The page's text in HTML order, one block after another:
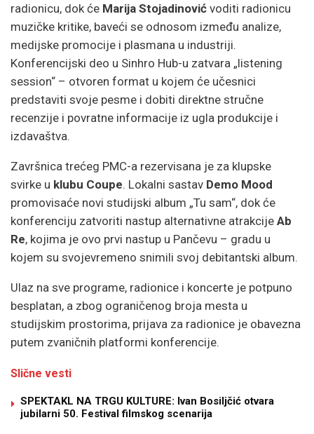
radionicu, dok će Marija Stojadinović voditi radionicu
muzičke kritike, baveći se odnosom između analize,
medijske promocije i plasmana u industriji.
Konferencijski deo u Sinhro Hub-u zatvara „listening
session“ – otvoren format u kojem će učesnici
predstaviti svoje pesme i dobiti direktne stručne
recenzije i povratne informacije iz ugla produkcije i
izdavaštva.
Završnica trećeg PMC-a rezervisana je za klupske
svirke u klubu Coupe. Lokalni sastav Demo Mood
promovisaće novi studijski album „Tu sam“, dok će
konferenciju zatvoriti nastup alternativne atrakcije Ab
Re, kojima je ovo prvi nastup u Pančevu – gradu u
kojem su svojevremeno snimili svoj debitantski album.
Ulaz na sve programe, radionice i koncerte je potpuno
besplatan, a zbog ograničenog broja mesta u
studijskim prostorima, prijava za radionice je obavezna
putem zvaničnih platformi konferencije.
Slične vesti
SPEKTAKL NA TRGU KULTURE: Ivan Bosiljčić otvara
jubilarni 50. Festival filmskog scenarija